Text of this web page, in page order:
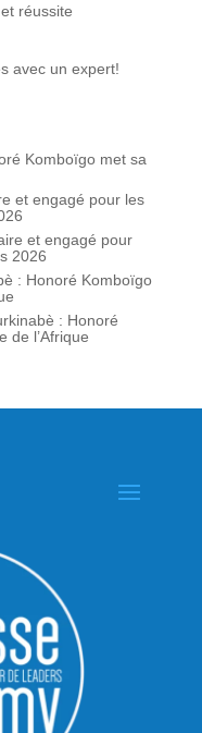
réussite
avec un expert!
Komboïgo met sa
et engagé pour les
et engagé pour
2026
: Honoré Komboïgo
: Honoré
de l’Afrique